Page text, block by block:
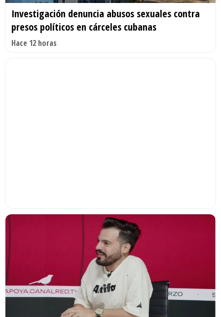
Investigación denuncia abusos sexuales contra
presos políticos en cárceles cubanas
Hace 12 horas